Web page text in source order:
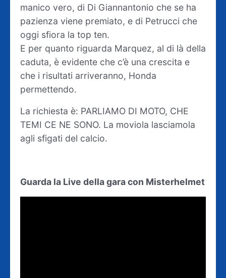
manico vero, di Di Giannantonio che se ha
pazienza viene premiato, e di Petrucci che
oggi sfiora la top ten.
E per quanto riguarda Marquez, al di là della
caduta, è evidente che c’è una crescita e
che i risultati arriveranno, Honda
permettendo.
La richiesta è: PARLIAMO DI MOTO, CHE
TEMI CE NE SONO. La moviola lasciamola
agli sfigati del calcio.
Guarda la Live della gara con Misterhelmet